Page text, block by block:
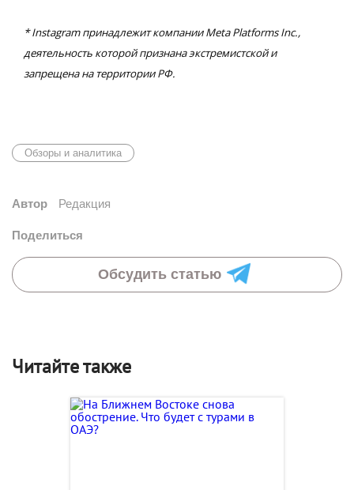
* Instagram принадлежит компании Meta Platforms Inc.,
деятельность которой признана экстремистской и
запрещена на территории РФ.
Обзоры и аналитика
Автор Редакция
Поделиться
Обсудить статью
Читайте также